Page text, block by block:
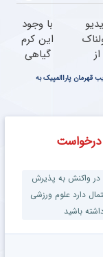
از
که
شد.
با وجود
این کرم
گیاهی
دور
خط
قهرمان پاراالمپیک به
درخواست
مدال نقره پاراالمپیک 2024 پاریس در واکنش به پذیرش
دارد علوم ورزشی
باشید